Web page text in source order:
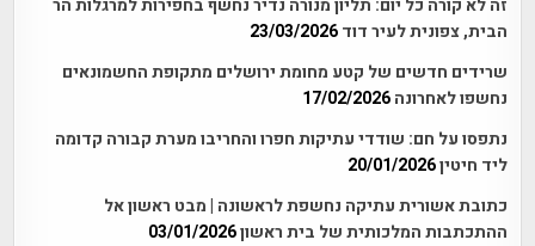
זה לא קורה כל יום: תליון מנורה נדיר נחשף בחפירות למרגלות הר
הבית, צפונית לעיר דוד 23/03/2026
שרידים חדשים של קטע מחומת ירושלים מתקופת החשמונאים
נחשפו לאחרונה 17/02/2026
נתפסו על חם: שודדי עתיקות חפרו והחריבו מערת קבורה קדומה
ליד חיטין20/01/2026
כתובת אשורית עתיקה נחשפת לראשונה | מבט ראשון אל
ההתכתבות המלכותית של בית ראשון03/01/2026